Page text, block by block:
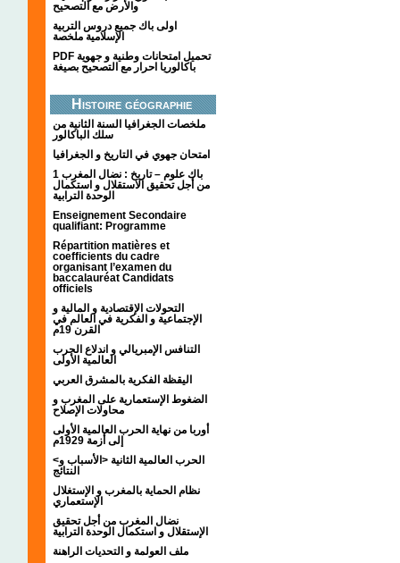
والأرض مع التصحيح
اولى باك جميع دروس التربية
الإسلامية ملخصة
PDF تحميل امتحانات وطنية و جهوية
باكالوريا احرار مع التصحيح بصيغة
Histoire géographie
ملخصات الجغرافيا السنة الثانية من
سلك الباكالور
امتحان جهوي في التاريخ و الجغرافيا
1 باك علوم – تاريخ : نضال المغرب
من أجل تحقيق الاستقلال و استكمال
الوحدة الترابية
Enseignement Secondaire
qualifiant: Programme
Répartition matières et
coefficients du cadre
organisant l’examen du
baccalauréat Candidats
officiels
التحولات الإقتصادية و المالية و
الإجتماعية و الفكرية في العالم في
القرن 19م
التنافس الإمبريالي و اندلاع الحرب
العالمية الأولى
اليقظة الفكرية بالمشرق العربي
الضغوط الإستعمارية على المغرب و
محاولات الإصلاح
أوربا من نهاية الحرب العالمية الأولى
إلى أزمة 1929م
<الحرب العالمية الثانية <الأسباب و
النتائج
نظام الحماية بالمغرب و الإستغلال
الإستعماري
نضال المغرب من أجل تحقيق
الإستقلال و استكمال الوحدة الترابية
ملف العولمة و التحديات الراهنة